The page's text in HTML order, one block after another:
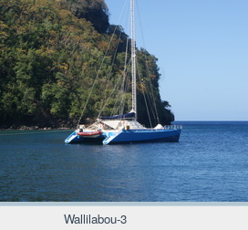
Wallilabou-3